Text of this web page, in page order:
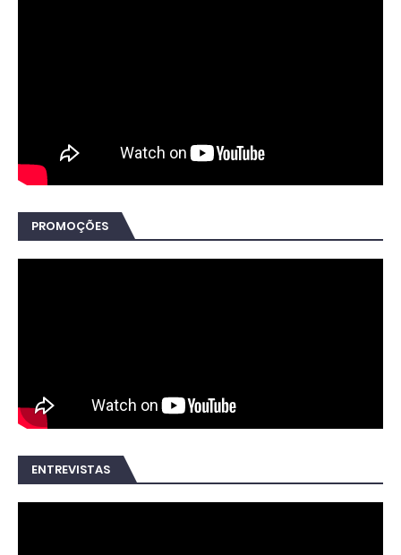
PROMOÇÕES
ENTREVISTAS